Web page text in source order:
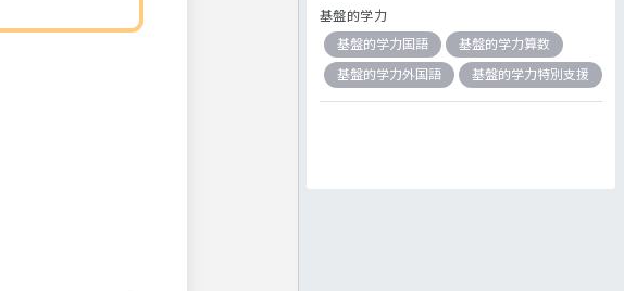
基盤的学力
基盤的学力国語
基盤的学力算数
基盤的学力外国語
基盤的学力特別支援